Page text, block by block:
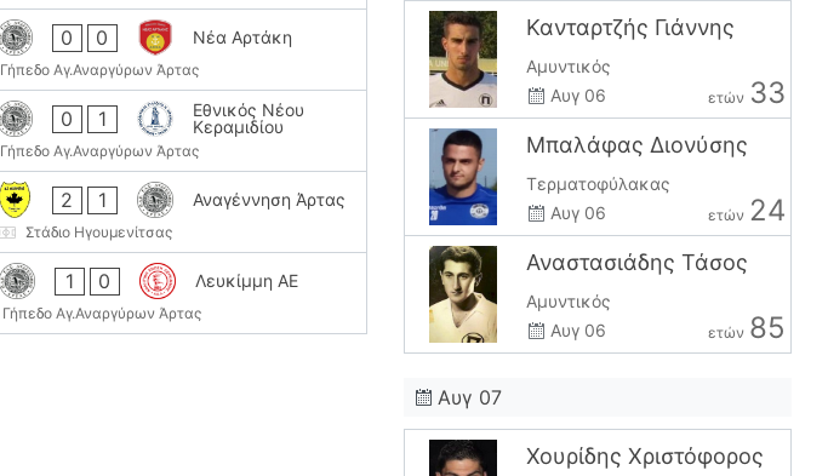
0 0 Νέα Αρτάκη
Γήπεδο Αγ.Αναργύρων Άρτας
0 1
Εθνικός Νέου
Κεραμιδίου
Γήπεδο Αγ.Αναργύρων Άρτας
2 1 Αναγέννηση Άρτας
Στάδιο Ηγουμενίτσας
1 0 Λευκίμμη ΑΕ
Γήπεδο Αγ.Αναργύρων Άρτας
Κανταρτζής Γιάννης
Αμυντικός
Αυγ 06
ετών 33
Μπαλάφας Διονύσης
Τερματοφύλακας
Αυγ 06
ετών 24
Αναστασιάδης Τάσος
Αμυντικός
Αυγ 06
ετών 85
Αυγ 07
Χουρίδης Χριστόφορος